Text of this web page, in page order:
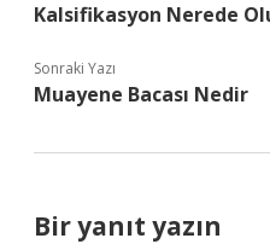
Kalsifikasyon Nerede
Sonraki Yazı
Muayene Bacası Nedir
Bir yanıt yazın